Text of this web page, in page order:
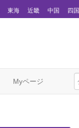
東海 近畿 中国 四国
Myページ